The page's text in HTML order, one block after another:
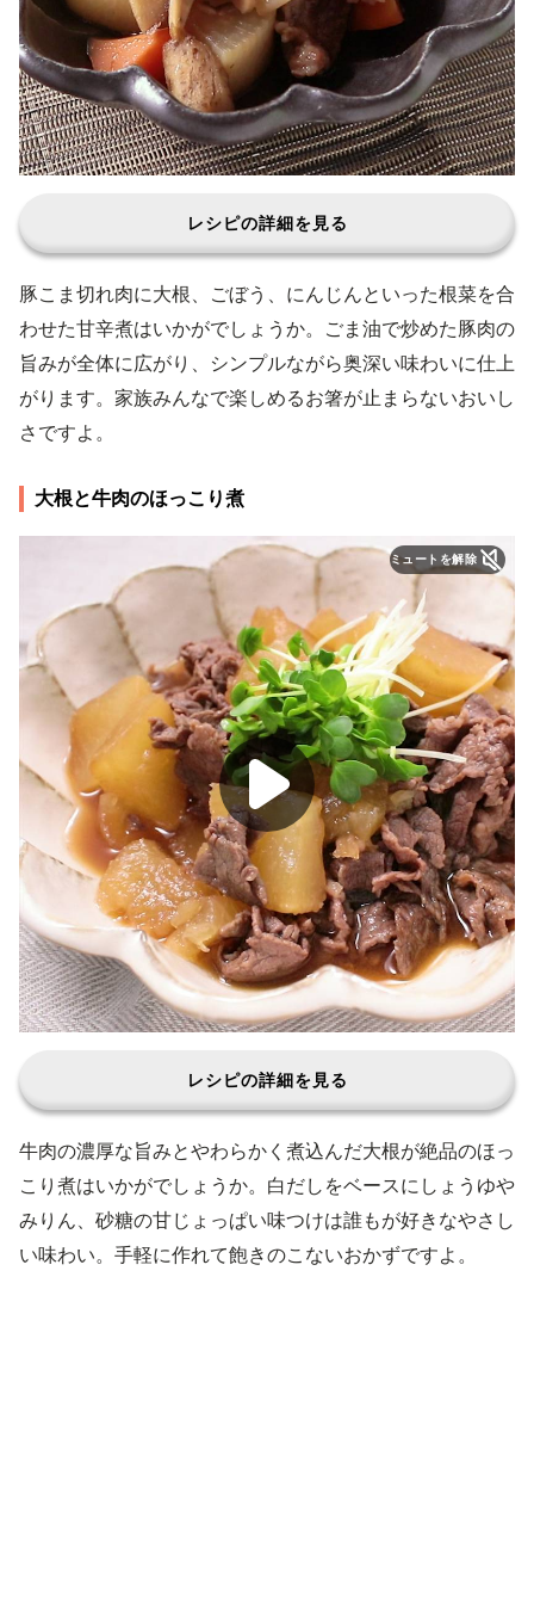
レシピの詳細を見る
豚こま切れ肉に大根、ごぼう、にんじんといった根菜を合
わせた甘辛煮はいかがでしょうか。ごま油で炒めた豚肉の
旨みが全体に広がり、シンプルながら奥深い味わいに仕上
がります。家族みんなで楽しめるお箸が止まらないおいし
さですよ。
大根と牛肉のほっこり煮
ミュートを解除
レシピの詳細を見る
牛肉の濃厚な旨みとやわらかく煮込んだ大根が絶品のほっ
こり煮はいかがでしょうか。白だしをベースにしょうゆや
みりん、砂糖の甘じょっぱい味つけは誰もが好きなやさし
い味わい。手軽に作れて飽きのこないおかずですよ。